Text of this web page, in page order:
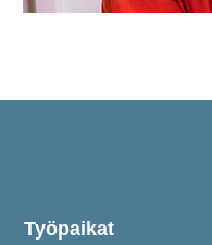
Työpaikat